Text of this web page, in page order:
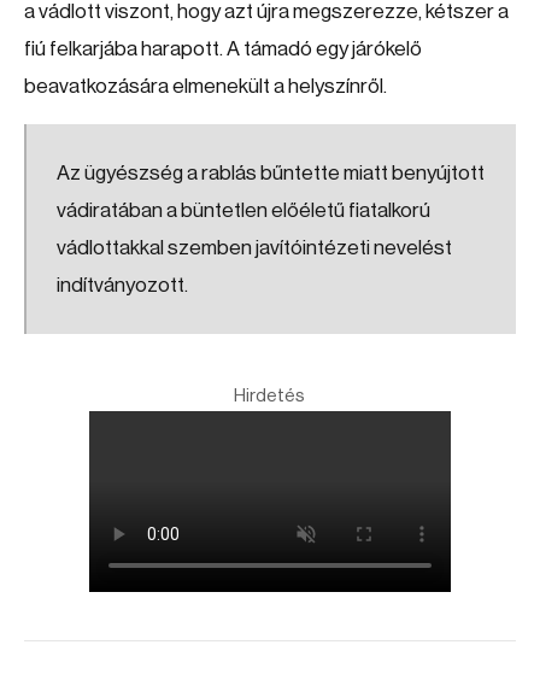
a vádlott viszont, hogy azt újra megszerezze, kétszer a
fiú felkarjába harapott. A támadó egy járókelő
beavatkozására elmenekült a helyszínről.
Az ügyészség a rablás bűntette miatt benyújtott
vádiratában a büntetlen előéletű fiatalkorú
vádlottakkal szemben javítóintézeti nevelést
indítványozott.
Hirdetés